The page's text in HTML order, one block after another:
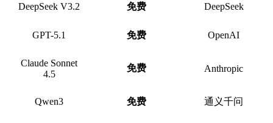
DeepSeek V3.2 免费 DeepSeek
GPT-5.1 免费 OpenAI
Claude Sonnet
4.5
免费 Anthropic
Qwen3 免费 通义千问